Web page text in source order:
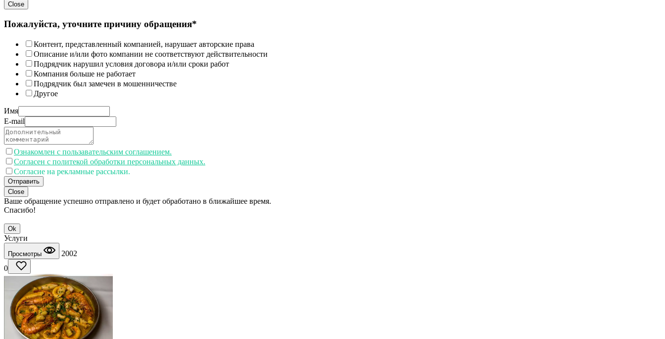
Close
Пожалуйста, уточните причину обращения*
Контент, представленный компанией, нарушает авторские права
Описание и/или фото компании не соответствуют действительности
Подрядчик нарушил условия договора и/или сроки работ
Компания больше не работает
Подрядчик был замечен в мошенничестве
Другое
Имя
E-mail
Ознакомлен с пользавательским соглашением.
Согласен с политекой обработки персональных данных.
Согласие на рекламные рассылки.
Отправить
Close
Ваше обращение успешно отправлено и будет обработано в ближайшее время.
Спасибо!
Ok
Услуги
Просмотры
2002
0